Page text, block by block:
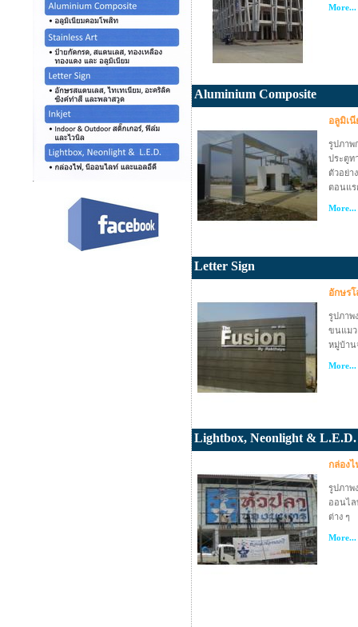
More...
Aluminium Composite
อลูมิเ
รูปภาพ
ประตูท
ตัวอย่า
ตอนแร
More...
Letter Sign
อักษร
รูปภาพ
ขนแมว
หมู่บ้าน
More...
Lightbox, Neonlight & L.E.D.
กล่อง
รูปภาพ
ออนไล
ต่าง ๆ
More...